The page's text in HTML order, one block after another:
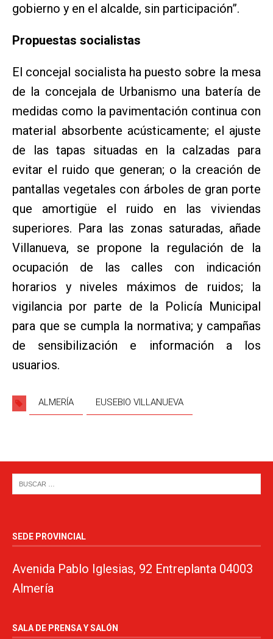
gobierno y en el alcalde, sin participación”.
Propuestas socialistas
El concejal socialista ha puesto sobre la mesa
de la concejala de Urbanismo una batería de
medidas como la pavimentación continua con
material absorbente acústicamente; el ajuste
de las tapas situadas en la calzadas para
evitar el ruido que generan; o la creación de
pantallas vegetales con árboles de gran porte
que amortigüe el ruido en las viviendas
superiores. Para las zonas saturadas, añade
Villanueva, se propone la regulación de la
ocupación de las calles con indicación
horarios y niveles máximos de ruidos; la
vigilancia por parte de la Policía Municipal
para que se cumpla la normativa; y campañas
de sensibilización e información a los
usuarios.
ALMERÍA EUSEBIO VILLANUEVA
SEDE PROVINCIAL
Avenida Pablo Iglesias, 92 Entreplanta 04003
Almería
SALA DE PRENSA Y SALÓN